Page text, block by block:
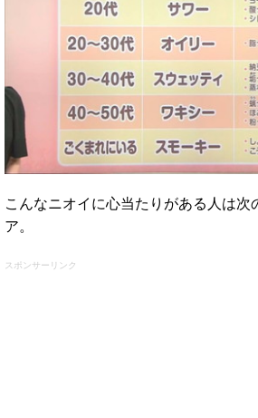
こんなニオイに心当たりがある人は次
ア。
スポンサーリンク